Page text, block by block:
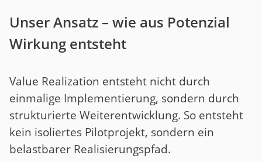
Unser Ansatz – wie aus Potenzial
Wirkung entsteht
Value Realization entsteht nicht durch
einmalige Implementierung, sondern durch
strukturierte Weiterentwicklung. So entsteht
kein isoliertes Pilotprojekt, sondern ein
belastbarer Realisierungspfad.